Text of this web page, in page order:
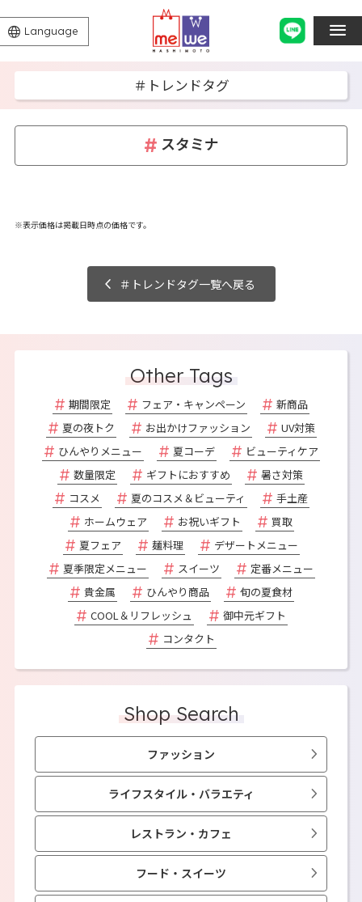
Language
＃トレンドタグ
スタミナ
※表示価格は掲載日時点の価格です。
＃トレンドタグ一覧へ戻る
Other Tags
期間限定 フェア・キャンペーン
新商品
夏の夜トク
お出かけファッション
UV対策
ひんやりメニュー
夏コーデ
ビューティケア
数量限定
ギフトにおすすめ
暑さ対策
コスメ
夏のコスメ＆ビューティ
手土産
ホームウェア
お祝いギフト
買取
夏フェア
麺料理
デザートメニュー
夏季限定メニュー
スイーツ
定番メニュー
貴金属
ひんやり商品
旬の夏食材
COOL＆リフレッシュ
御中元ギフト
コンタクト
Shop Search
ファッション
ライフスタイル・バラエティ
レストラン・カフェ
フード・スイーツ